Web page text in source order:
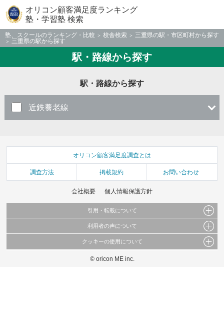
オリコン顧客満足度ランキング
塾・学習塾 検索
塾、スクールのランキング・比較 校舎検索
三重県の駅・市区町村から探す
三重県の駅から探す
駅・路線から探す
駅・路線から探す
近鉄養老線
オリコン顧客満足度調査とは
調査方法 掲載規約 お問い合わせ
会社概要 個人情報保護方針
引用・転載について
当サイトで公開されている情報（文字、写真、イラスト、画像データ等）及びこれらの配
これらの情報を権利者の許可なく無断転載・複製などの二次利用を行うことは固く禁じて
利用者の声について
当サイトに掲載している内容はすべてサービスの利用者が提出された見解・感想です。
弊社の見解・ 意見ではないことをご理解いただいた上でご覧ください。
クッキーの使用について
このサイトでは Cookie を使用して、ユーザーに合わせたコンテンツや広告の表示、ソー
© oricon ME inc.